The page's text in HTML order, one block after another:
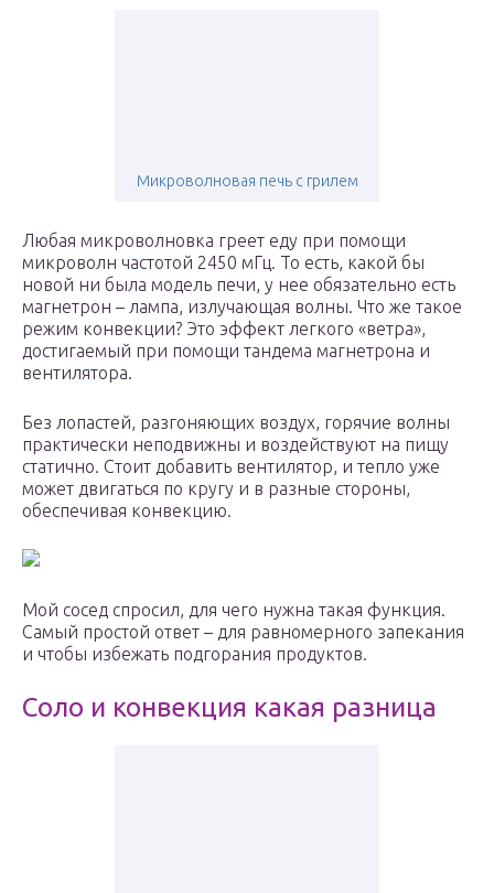
Микроволновая печь с грилем
Любая микроволновка греет еду при помощи
микроволн частотой 2450 мГц. То есть, какой бы
новой ни была модель печи, у нее обязательно есть
магнетрон – лампа, излучающая волны. Что же такое
режим конвекции? Это эффект легкого «ветра»,
достигаемый при помощи тандема магнетрона и
вентилятора.
Без лопастей, разгоняющих воздух, горячие волны
практически неподвижны и воздействуют на пищу
статично. Стоит добавить вентилятор, и тепло уже
может двигаться по кругу и в разные стороны,
обеспечивая конвекцию.
Мой сосед спросил, для чего нужна такая функция.
Самый простой ответ – для равномерного запекания
и чтобы избежать подгорания продуктов.
Соло и конвекция какая разница